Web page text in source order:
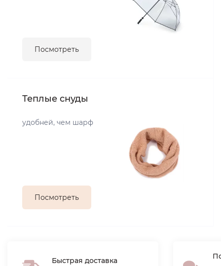
Посмотреть
Теплые снуды
удобней, чем шарф
Посмотреть
Быстрая доставка